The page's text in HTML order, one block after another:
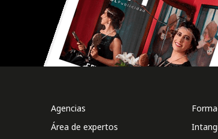
Agencias
Área de expertos